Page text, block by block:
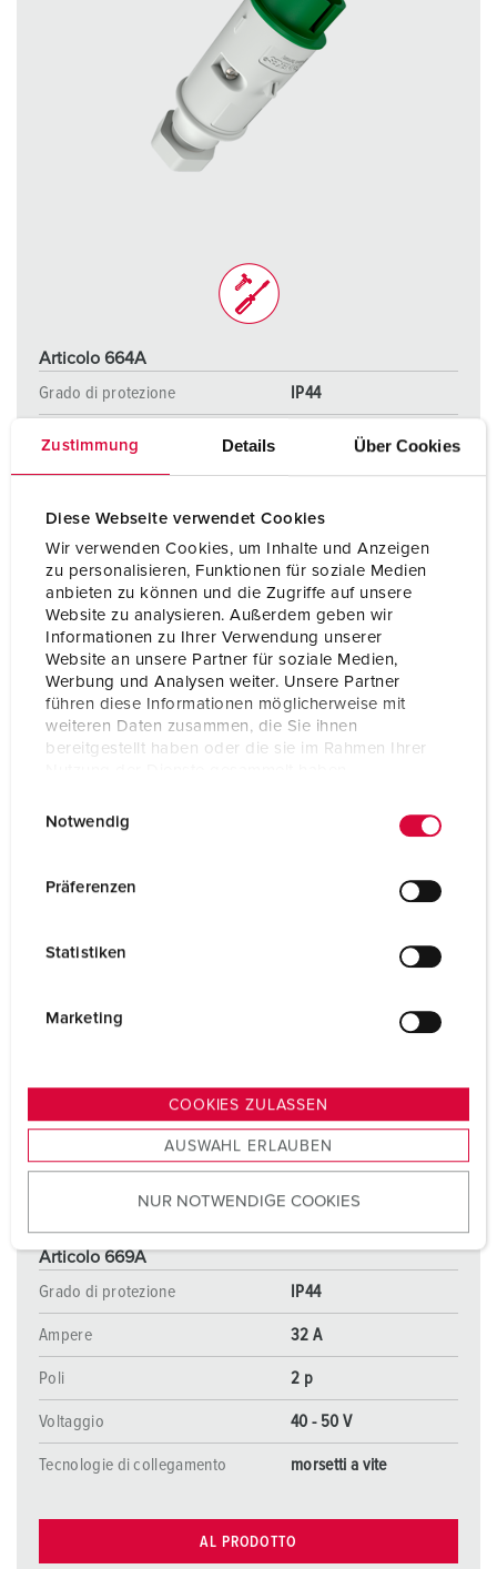
Zustimmung Details Über Cookies
Diese Webseite verwendet Cookies
Wir verwenden Cookies, um Inhalte und Anzeigen
zu personalisieren, Funktionen für soziale Medien
anbieten zu können und die Zugriffe auf unsere
Website zu analysieren. Außerdem geben wir
Informationen zu Ihrer Verwendung unserer
Website an unsere Partner für soziale Medien,
Werbung und Analysen weiter. Unsere Partner
führen diese Informationen möglicherweise mit
weiteren Daten zusammen, die Sie ihnen
bereitgestellt haben oder die sie im Rahmen Ihrer
s
u
w
Notwendig
Präferenzen
Statistiken
Marketing
COOKIES ZULASSEN
AUSWAHL ERLAUBEN
NUR NOTWENDIGE COOKIES
Articolo 664A
Grado di protezione
IP44
Ampere
Poli 3 p
Voltaggio 20 - 25, 40 - 50 V
Tecnologie di collegamento morsetti a vite
AL PRODOTTO
Articolo 669A
Grado di protezione
IP44
Ampere 32 A
Poli 2 p
Voltaggio 40 - 50 V
Tecnologie di collegamento morsetti a vite
AL PRODOTTO